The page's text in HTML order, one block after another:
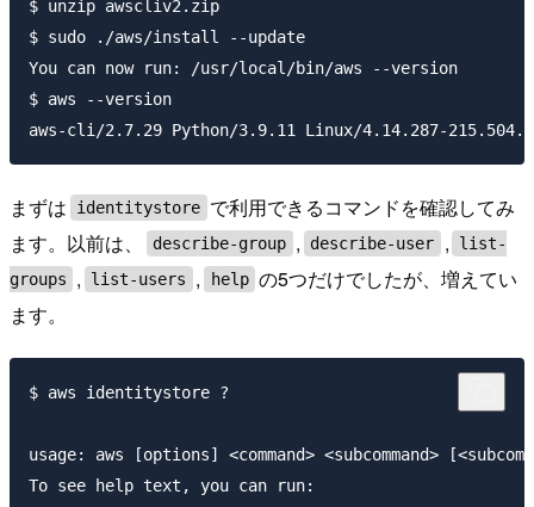
$ unzip awscliv2.zip
$ sudo ./aws/install --update
You can now run: /usr/local/bin/aws --version
$ aws --version
まずは identitystore で利用できるコマンドを確認してみ
ます。以前は、
describe-group , describe-user ,
list-
groups
, list-users , help の5つだけでしたが、増えてい
ます。
$ aws identitystore ?
usage: aws [options] <command> <subcommand>
To see help text, you can run: